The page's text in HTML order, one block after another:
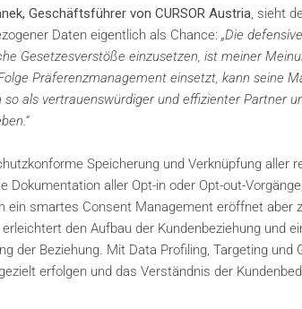
Geschäftsführer von CURSOR Austria, sieht
Daten eigentlich als Chance: „Die
Gesetzesverstöße einzusetzen, ist meiner
Präferenzmanagement einsetzt, kann seine
so als vertrauenswürdiger und effizienter Partner
Speicherung und Verknüpfung aller
Dokumentation aller Opt-in oder Opt-out-
ein smartes Consent Management eröffnet aber
erleichtert den Aufbau der Kundenbeziehung und
der Beziehung. Mit Data Profiling, Targeting
erfolgen und das Verständnis der